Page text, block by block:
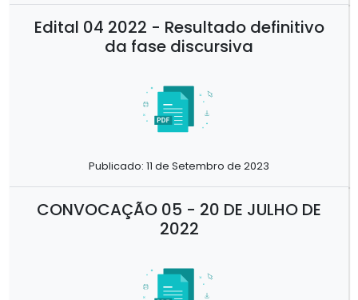
Edital 04 2022 - Resultado definitivo
da fase discursiva
Publicado: 11 de Setembro de 2023
CONVOCAÇÃO 05 - 20 DE JULHO DE
2022